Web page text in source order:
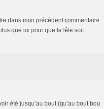
dans mon précédent commentaire
que toi pour que la fête soit
été jusqu’au bout (qu’au bout bou